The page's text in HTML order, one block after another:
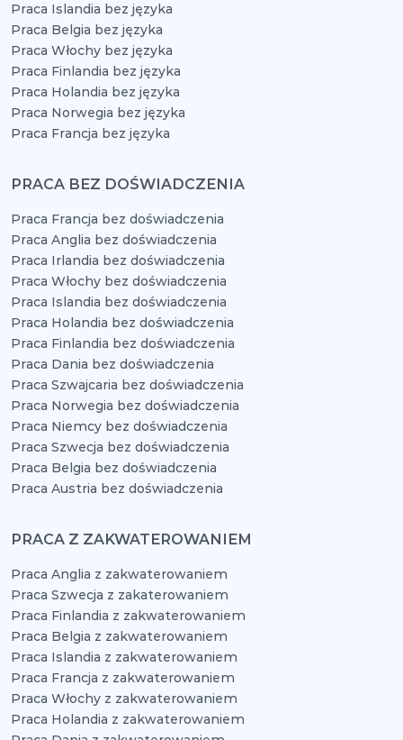
Praca Islandia bez języka
Praca Belgia bez języka
Praca Włochy bez języka
Praca Finlandia bez języka
Praca Holandia bez języka
Praca Norwegia bez języka
Praca Francja bez języka
PRACA BEZ DOŚWIADCZENIA
Praca Francja bez doświadczenia
Praca Anglia bez doświadczenia
Praca Irlandia bez doświadczenia
Praca Włochy bez doświadczenia
Praca Islandia bez doświadczenia
Praca Holandia bez doświadczenia
Praca Finlandia bez doświadczenia
Praca Dania bez doświadczenia
Praca Szwajcaria bez doświadczenia
Praca Norwegia bez doświadczenia
Praca Niemcy bez doświadczenia
Praca Szwecja bez doświadczenia
Praca Belgia bez doświadczenia
Praca Austria bez doświadczenia
PRACA Z ZAKWATEROWANIEM
Praca Anglia z zakwaterowaniem
Praca Szwecja z zakaterowaniem
Praca Finlandia z zakwaterowaniem
Praca Belgia z zakwaterowaniem
Praca Islandia z zakwaterowaniem
Praca Francja z zakwaterowaniem
Praca Włochy z zakwaterowaniem
Praca Holandia z zakwaterowaniem